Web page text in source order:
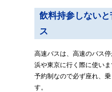
飲料持参しない
ス
高速バスは、高速のバス
浜や東京に行く際に使い
予約制なので必ず座れ、
す。